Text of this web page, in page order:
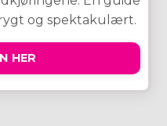
og spektakulært.
HER